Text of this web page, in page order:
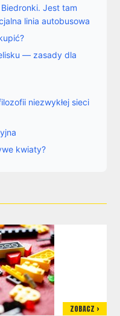
Jest tam
linia autobusowa
— zasady dla
niezwykłej sieci
kwiaty?
ZOBACZ >